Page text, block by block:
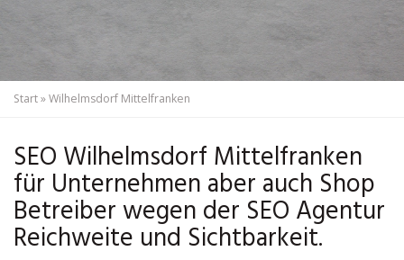
Start»Wilhelmsdorf Mittelfranken
SEO Wilhelmsdorf Mittelfranken
für Unternehmen aber auch Shop
Betreiber wegen der SEO Agentur
Reichweite und Sichtbarkeit.